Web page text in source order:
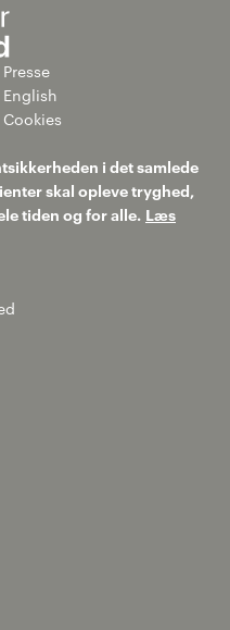
Presse
English
Cookies
i det samlede
skal opleve tryghed,
tiden og for alle. Læs